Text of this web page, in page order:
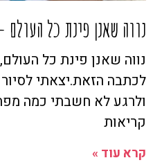
נווה שאנן פינת כל
נווה שאנן פינת כל
לכתבה הזאת.יצאתי
ולרגע לא חשבתי כמה
קריאות
קרא עוד »